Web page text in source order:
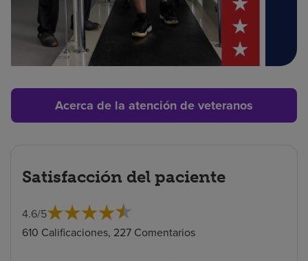
Acerca de la atención de veteranos
Satisfacción del paciente
4.6/5
610 Calificaciones, 227 Comentarios